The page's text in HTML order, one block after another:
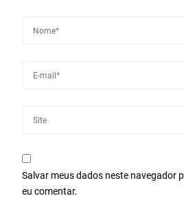
Salvar meus dados neste navegador
eu comentar.